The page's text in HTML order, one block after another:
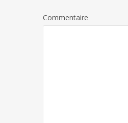
Commentaire